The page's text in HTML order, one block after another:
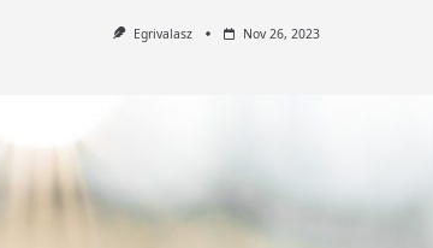
Egrivalasz Nov 26, 2023